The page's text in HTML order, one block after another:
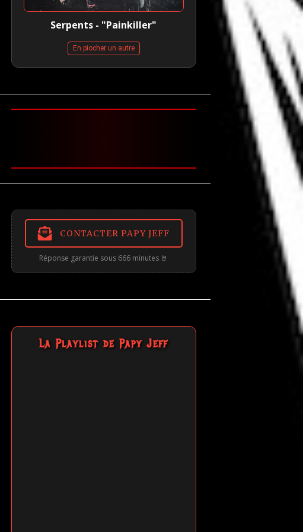
Serpents - "Painkiller"
En piocher un autre
CONTACTER PAPY JEFF
Réponse garantie sous 666 minutes 🤘
La Playlist de Papy Jeff